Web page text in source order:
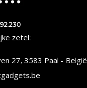
zetel:
27, 3583 Paal - België